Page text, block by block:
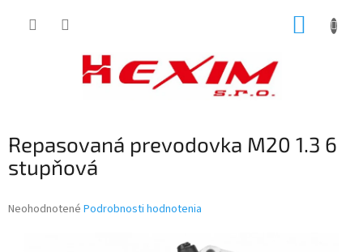
Repasovaná prevodovka M20 1.3 6
stupňová
Priemerné
Neohodnotené Podrobnosti hodnotenia